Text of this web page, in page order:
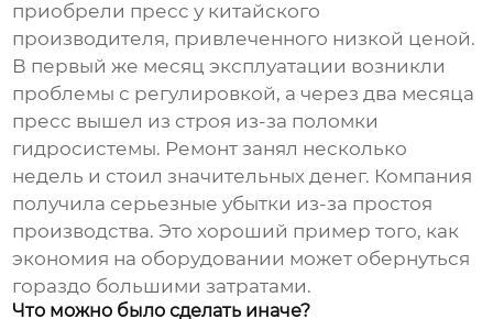
приобрели пресс у китайского
производителя, привлеченного низкой ценой.
В первый же месяц эксплуатации возникли
проблемы с регулировкой, а через два месяца
пресс вышел из строя из-за поломки
гидросистемы. Ремонт занял несколько
недель и стоил значительных денег. Компания
получила серьезные убытки из-за простоя
производства. Это хороший пример того, как
экономия на оборудовании может обернуться
гораздо большими затратами.
Что можно было сделать иначе?